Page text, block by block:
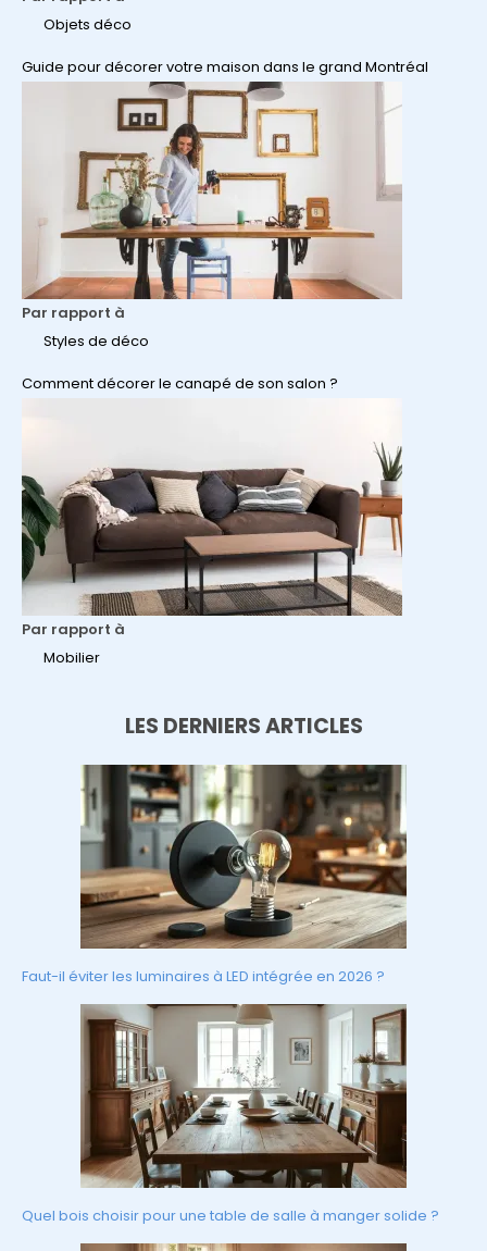
Objets déco
Guide pour décorer votre maison dans le grand Montréal
Par rapport à
Styles de déco
Comment décorer le canapé de son salon ?
Par rapport à
Mobilier
LES DERNIERS ARTICLES
Faut-il éviter les luminaires à LED intégrée en 2026 ?
Quel bois choisir pour une table de salle à manger solide ?